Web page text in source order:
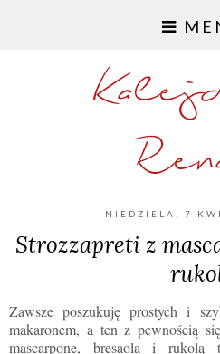
NIEDZIELA, 7
Strozzapreti z
Zawsze poszukuję prostych i
makaronem, a ten z pewnością
mascarpone, bresaolą i rukolą